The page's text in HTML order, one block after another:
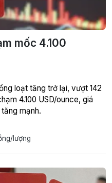
mốc 4.100
loạt tăng trở lại, vượt 142
4.100 USD/ounce, giá
mạnh.
lượng